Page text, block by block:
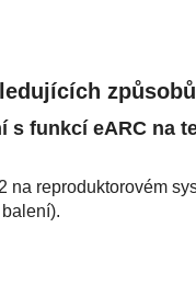
s funkcíeARC na
na reproduktorovém